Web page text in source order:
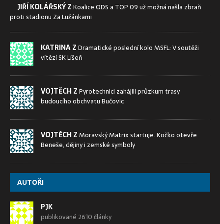
JIŘÍ KOLÁŘSKÝ ZKoalice ODS a TOP 09 už možná našla zbraň
proti stadionu Za Lužánkami
KATRINA ZDramatické poslední kolo MSFL: V soutěži
vítězí SK Líšeň
VOJTĚCH ZPyrotechnici zahájili průzkum trasy
budoucího obchvatu Bučovic
VOJTĚCH ZMoravský Matrix startuje. Kočko otevře
Beneše, dějiny i zemské symboly
AUTOŘI
PJK
publikované 2610 články